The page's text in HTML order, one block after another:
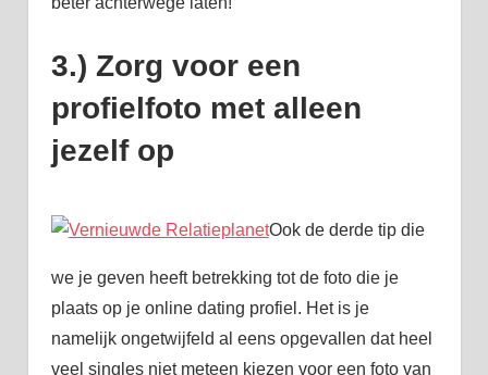
3.) Zorg voor een
profielfoto met alleen
jezelf op
Ook de derde tip die
we je geven heeft betrekking tot de foto die je
plaats op je online dating profiel. Het is je
namelijk ongetwijfeld al eens opgevallen dat heel
veel singles niet meteen kiezen voor een foto van